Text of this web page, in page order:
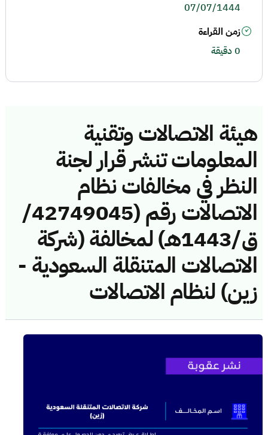
هيئة الاتصالات وتقنية
المعلومات تنشر قرار لجنة
النظر في مخالفات نظام
الاتصالات رقم (42749045/
ق/1443هـ) لمخالفة (شركة
الاتصالات المتنقلة السعودية -
زين) لنظام الاتصالات
07/07/1444
زمن القراءة
0 دقيقة